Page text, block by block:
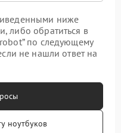
ниже
либо обратиться в
по следующему
не нашли ответ на
ноутбуков